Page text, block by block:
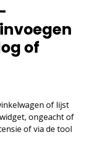
of
of lijst
ongeacht of
of via de tool